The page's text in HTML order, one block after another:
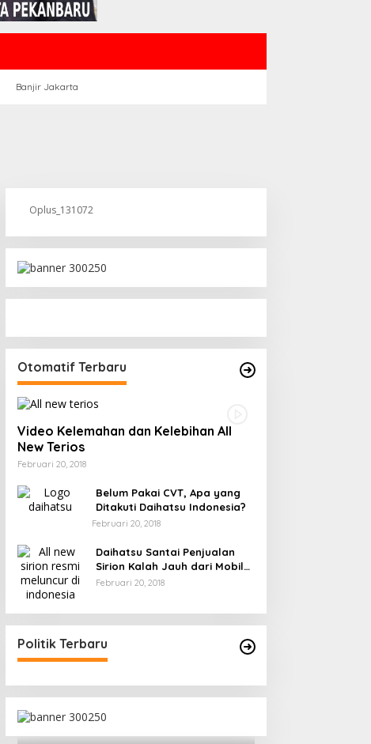
Banjir Jakarta
Oplus_131072
Otomatif Terbaru
Video Kelemahan dan Kelebihan All
New Terios
Februari 20, 2018
Belum Pakai CVT, Apa yang
Ditakuti Daihatsu Indonesia?
Februari 20, 2018
Daihatsu Santai Penjualan
Sirion Kalah Jauh dari Mobil
LCGC
Februari 20, 2018
Politik Terbaru